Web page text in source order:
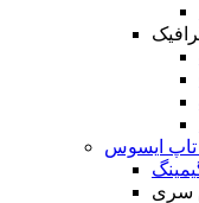
ایسوس
سری